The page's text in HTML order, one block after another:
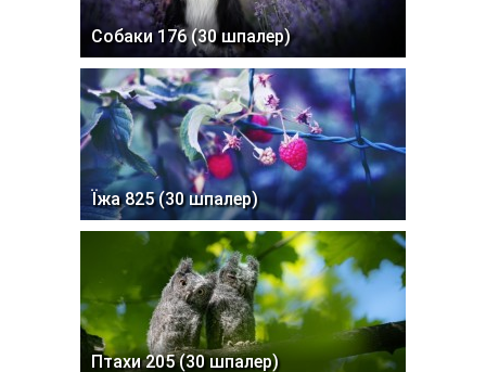
Собаки 176 (30 шпалер)
Їжа 825 (30 шпалер)
Птахи 205 (30 шпалер)